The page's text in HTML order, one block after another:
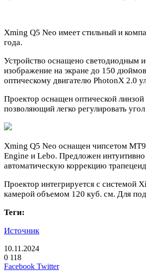
Xming Q5 Neo имеет стильный и
года.
Устройство оснащено светодиодным
изображение на экране до 150
оптическому двигателю PhotonX 2.0
Проектор оснащен оптической
позволяющий легко регулировать
Xming Q5 Neo оснащен чипсетом
Engine и Lebo. Предложен
автоматическую коррекцию
Проектор интегрируется с
камерой объемом 120 куб. см. Для
Теги:
Источник
10.11.2024
0 118
Facebook TwitterLinkedIn
Pinterest
Вконтакте
Одноклассники
Skype
WhatsApp
Telegram
Viber